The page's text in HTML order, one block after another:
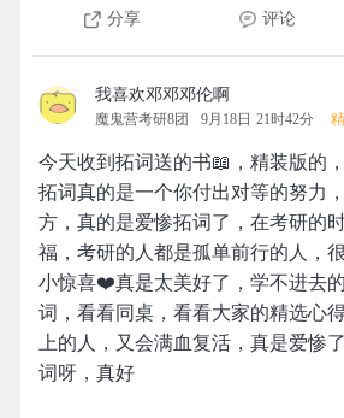
分享 评论
我喜欢邓邓邓伦啊
魔鬼营考研8团 9月18日 21时42分
今天收到拓词送的书📖，精装版的
拓词真的是一个你付出对等的努力
方，真的是爱惨拓词了，在考研的
福，考研的人都是孤单前行的人，
小惊喜❤️真是太美好了，学不进去
词，看看同桌，看看大家的精选心
上的人，又会满血复活，真是爱惨
词呀，真好